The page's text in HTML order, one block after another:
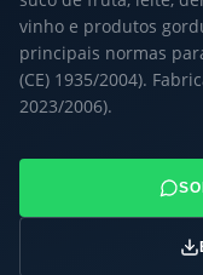
vinho e produtos
principais normas
(CE) 1935/2004).
2023/2006).